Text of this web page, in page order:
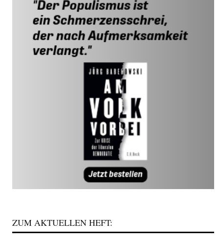
ZUM AKTUELLEN HEFT: